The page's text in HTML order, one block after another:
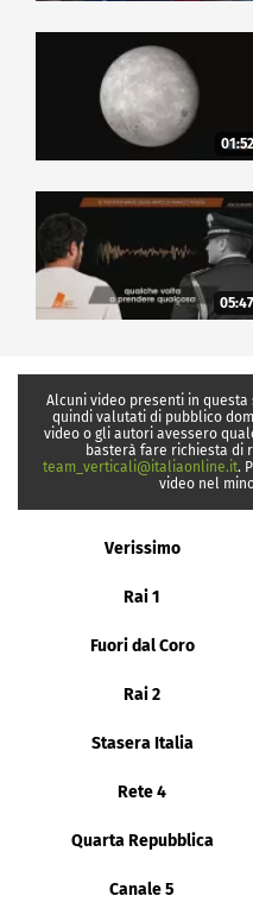
01:52
05:47
Alcuni video presenti in
quindi valutati di pubblico
video o gli autori avessero
basterà fare richiesta di
team_verticali@italiaonline.it.
video nel
Verissimo
Rai 1
Fuori dal Coro
Rai 2
Stasera Italia
Rete 4
Quarta Repubblica
Canale 5